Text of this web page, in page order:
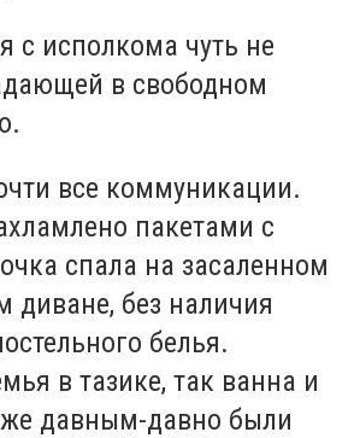
с исполкома чуть не
в свободном
все коммуникации.
пакетами с
спала на засаленном
диване, без наличия
белья.
в тазике, так ванна и
давным-давно были